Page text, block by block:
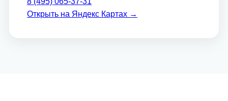
Открыть на Яндекс Картах →